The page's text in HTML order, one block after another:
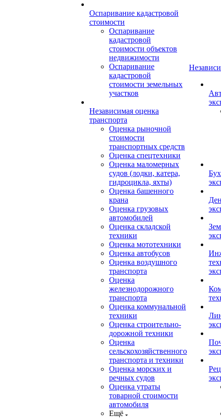
Оспаривание кадастровой
стоимости
Оспаривание
кадастровой
стоимости объектов
недвижимости
Оспаривание
кадастровой
стоимости земельных
участков
Независимая оценка
транспорта
Оценка рыночной
стоимости
транспортных средств
Оценка спецтехники
Оценка маломерных
судов (лодки, катера,
гидроцикла, яхты)
Оценка башенного
крана
Оценка грузовых
автомобилей
Оценка складской
техники
Оценка мототехники
Оценка автобусов
Оценка воздушного
транспорта
Оценка
железнодорожного
транспорта
Оценка коммунальной
техники
Оценка строительно-
дорожной техники
Оценка
сельскохозяйственного
транспорта и техники
Оценка морских и
речных судов
Оценка утраты
товарной стоимости
автомобиля
Ещё